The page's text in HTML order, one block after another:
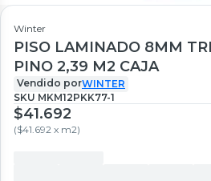
Winter
PISO LAMINADO 8MM TRENDFLOOR
PINO 2,39 M2 CAJA
Vendido porWINTER
SKU MKM12PKK77-1
$41.692
($41.692 x m2)